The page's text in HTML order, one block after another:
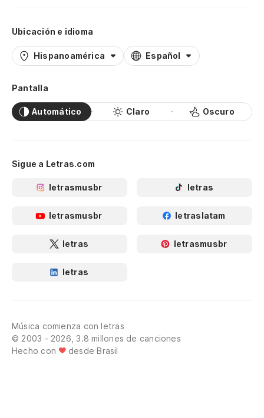
Ubicación e idioma
Hispanoamérica Español
Pantalla
Automático Claro Oscuro
Sigue a Letras.com
letrasmusbr letras
letrasmusbr letraslatam
letras letrasmusbr
letras
Música comienza con letras
© 2003 - 2026, 3.8 millones de canciones
Hecho con
desde Brasil